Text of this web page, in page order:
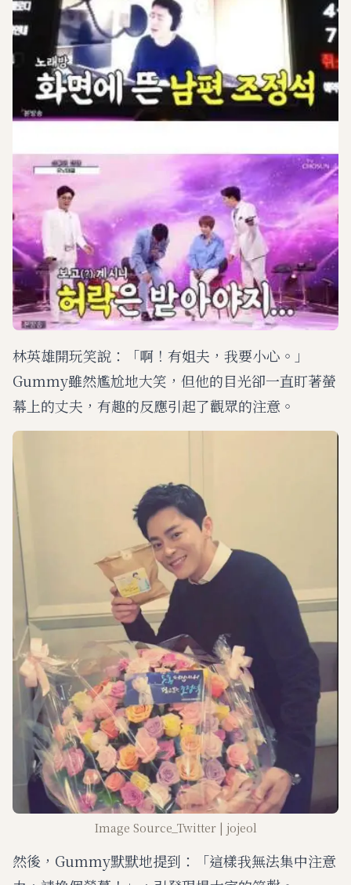
林英雄開玩笑說：「啊！有姐夫，我要小心。」
Gummy雖然尷尬地大笑，但他的目光卻一直盯著螢
幕上的丈夫，有趣的反應引起了觀眾的注意。
Image Source_Twitter | jojeol
然後，Gummy默默地提到：「這樣我無法集中注意